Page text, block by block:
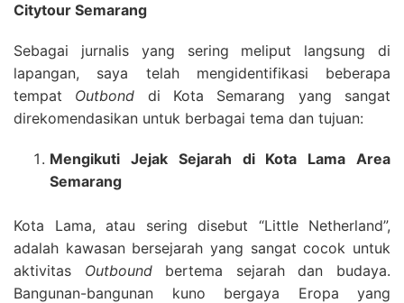
Citytour Semarang
Sebagai jurnalis yang sering meliput langsung di
lapangan, saya telah mengidentifikasi beberapa
tempat Outbond di Kota Semarang yang sangat
direkomendasikan untuk berbagai tema dan tujuan:
Mengikuti Jejak Sejarah di Kota Lama Area
Semarang
Kota Lama, atau sering disebut “Little Netherland”,
adalah kawasan bersejarah yang sangat cocok untuk
aktivitas Outboundbertema sejarah dan budaya.
Bangunan-bangunan kuno bergaya Eropa yang